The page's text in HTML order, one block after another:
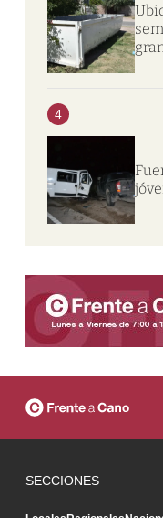
4
SECCIONES